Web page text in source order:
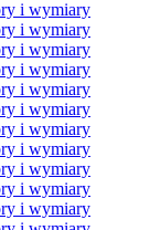
i wymiary
i wymiary
i wymiary
i wymiary
i wymiary
i wymiary
i wymiary
i wymiary
i wymiary
i wymiary
i wymiary